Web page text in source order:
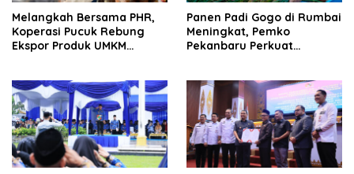
Melangkah Bersama PHR,
Koperasi Pucuk Rebung
Ekspor Produk UMKM
Panen Padi Gogo di Rumbai
Meningkat, Pemko
Pekanbaru Perkuat